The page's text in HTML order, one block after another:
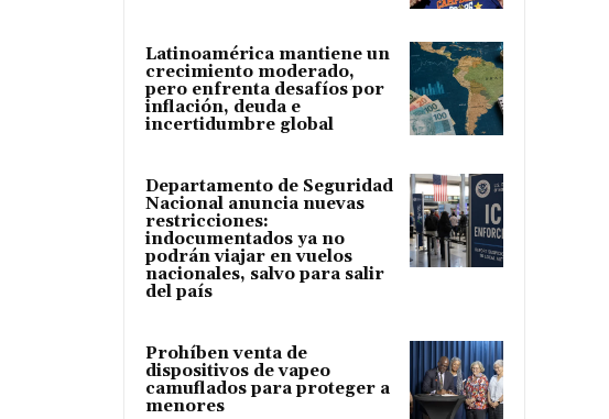
Latinoamérica mantiene un
crecimiento moderado,
pero enfrenta desafíos por
inflación, deuda e
incertidumbre global
Departamento de Seguridad
Nacional anuncia nuevas
restricciones:
indocumentados ya no
podrán viajar en vuelos
nacionales, salvo para salir
del país
Prohíben venta de
dispositivos de vapeo
camuflados para proteger a
menores